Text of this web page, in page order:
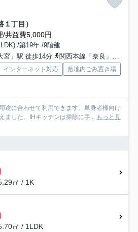
丁目）
/共益費5,000円
/築19年 /9階建
宮」駅 徒歩14分
関西本線「奈良」駅 徒歩25分
インターネット対応
敷地内ごみ置き場
途に合わせて利用できます。単身者様向け
ました。IHキッチンは掃除に手... もっと見
㎡ / 1K
㎡ / 1LDK